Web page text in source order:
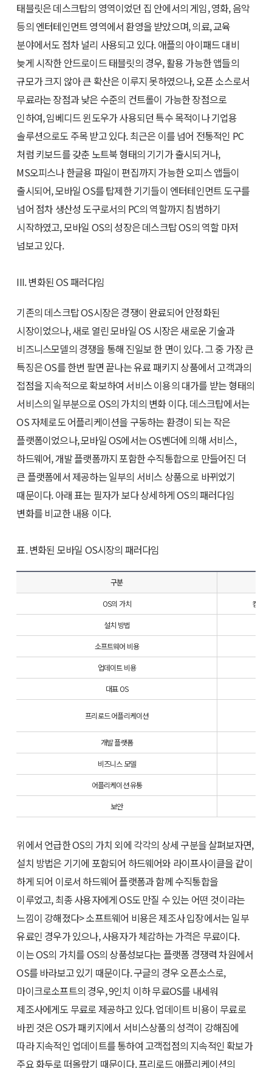
태블릿은 데스크탑의 영역이었던 집 안에서의 게임, 영화, 음악
등의 엔터테인먼트 영역에서 환영을 받았으며, 의료, 교육
분야에서도 점차 널리 사용되고 있다. 애플의 아이패드 대비
늦게 시작한 안드로이드 태블릿의 경우, 활용 가능한 앱들의
규모가 크지 않아 큰 확산은 이루지 못하였으나, 오픈 소스로서
무료라는 장점과 낮은 수준의 컨트롤이 가능한 장점으로
인하여, 임베디드 윈도우가 사용되던 특수 목적이나 기업용
솔루션으로도 주목 받고 있다. 최근은 이를 넘어 전통적인 PC
처럼 키보드를 갖춘 노트북 형태의 기기가 출시되거나,
MS오피스나 한글용 파일이 편집까지 가능한 오피스 앱들이
출시되어, 모바일 OS를 탑제한 기기들이 엔터테인먼트 도구를
넘어 점차 생산성 도구로서의 PC의 역할까지 침범하기
시작하였고, 모바일 OS의 성장은 데스크탑 OS의 역할 마저
넘보고 있다.
III. 변화된 OS 패러다임
기존의 데스크탑 OS시장은 경쟁이 완료되어 안정화된
시장이었으나, 새로 열린 모바일 OS 시장은 새로운 기술과
비즈니스모델의 경쟁을 통해 진일보 한 면이 있다. 그 중 가장 큰
특징은 OS를 한번 팔면 끝나는 유료 패키지 상품에서 고객과의
접점을 지속적으로 확보하여 서비스 이용의 대가를 받는 형태의
서비스의 일부분으로 OS의 가치의 변화 이다. 데스크탑에서는
OS 자체로도 어플리케이션을 구동하는 환경이 되는 작은
플랫폼이었으나, 모바일 OS에서는 OS벤더에 의해 서비스,
하드웨어, 개발 플랫폼까지 포함한 수직통합으로 만들어진 더
큰 플랫폼에서 제공하는 일부의 서비스 상품으로 바뀌었기
때문이다. 아래 표는 필자가 보다 상세하게 OS의 패러다임
변화를 비교한 내용 이다.
표. 변화된 모바일 OS시장의 패러다임
구분
OS의 가치 컴퓨
설치 방법
소프트웨어 비용
업데이트 비용
대표 OS
프리로드 어플리케이션
개발 플랫폼
비즈니스 모델
어플리케이션 유통
보안
위에서 언급한 OS의 가치 외에 각각의 상세 구분을 살펴보자면,
설치 방법은 기기에 포함되어 하드웨어와 라이프사이클을 같이
하게 되어 이로서 하드웨어 플랫폼과 함께 수직통합을
이루었고, 최종 사용자에게 OS도 만질 수 있는 어떤 것이라는
느낌이 강해졌다> 소프트웨어 비용은 제조사 입장에서는 일부
유료인 경우가 있으나, 사용자가 체감하는 가격은 무료이다.
이는 OS의 가치를 OS의 상품성보다는 플랫폼 경쟁력 차원에서
OS를 바라보고 있기 때문이다. 구글의 경우 오픈소스로,
마이크로소프트의 경우, 9인치 이하 무료OS를 내세워
제조사에게도 무료로 제공하고 있다. 업데이트 비용이 무료로
바뀐 것은 OS가 패키지에서 서비스상품의 성격이 강해짐에
따라 지속적인 업데이트를 통하여 고객접점의 지속적인 확보가
주요 화두로 떠올랐기 때문이다. 프리로드 애플리케이션의